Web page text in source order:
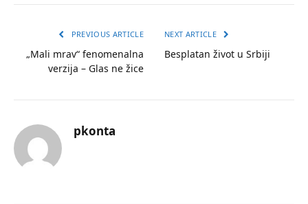
PREVIOUS ARTICLE
„Mali mrav“ fenomenalna
verzija – Glas ne žice
NEXT ARTICLE
Besplatan život u Srbiji
pkonta